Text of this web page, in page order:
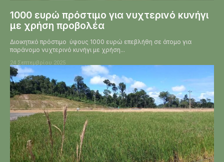
1000 ευρώ πρόστιμο για νυχτερινό κυνήγι
με χρήση προβολέα
Διοικητικό πρόστιμο ύψους 1000 ευρώ επεβλήθη σε άτομο για
παράνομο νυχτερινό κυνήγι με χρήση...
24 Σεπτεμβρίου 2025